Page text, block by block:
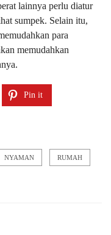
lainnya perlu diatur
sumpek. Selain itu,
para
memudahkan
Pin it
NYAMAN RUMAH